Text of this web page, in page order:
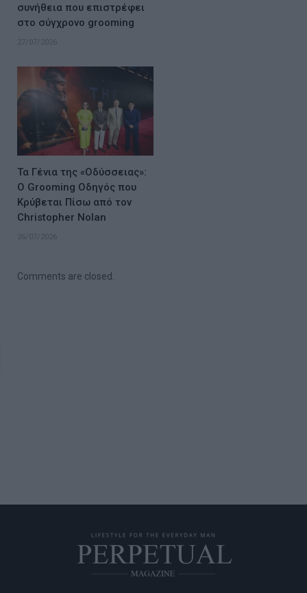
συνήθεια που επιστρέφει
στο σύγχρονο grooming
27/07/2026
Τα Γένια της «Οδύσσειας»:
Ο Grooming Οδηγός που
Κρύβεται Πίσω από τον
Christopher Nolan
26/07/2026
Comments are closed.